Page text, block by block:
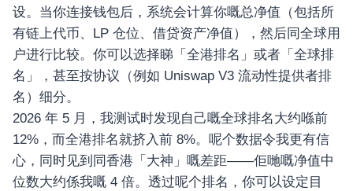
设。当你连接钱包后，系统会计算你嘅总净值（包括所
有链上代币、LP 仓位、借贷资产净值），然后同全球用
户进行比较。你可以选择睇「全港排名」或者「全球排
名」，甚至按协议（例如 Uniswap V3 流动性提供者排
名）细分。
2026 年 5 月，我测试时发现自己嘅全球排名大约喺前
12%，而全港排名就挤入前 8%。呢个数据令我更有信
心，同时见到同香港「大神」嘅差距——佢哋嘅净值中
位数大约係我嘅 4 倍。透过呢个排名，你可以设定目